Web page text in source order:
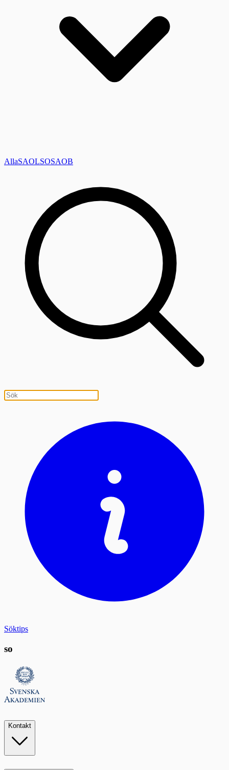
AllaSAOLSOSAOB
Söktips
so
Kontakt